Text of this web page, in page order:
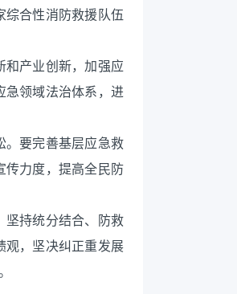
综合性消防救援队伍
和产业创新，加强应
急领域法治体系，进
。要完善基层应急救
传力度，提高全民防
坚持统分结合、防救
观，坚决纠正重发展